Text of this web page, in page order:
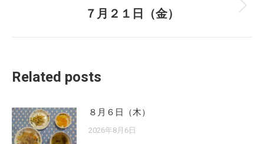
Next
７月２１日（金）
Related posts
８月６日（木）
2026年8月6日